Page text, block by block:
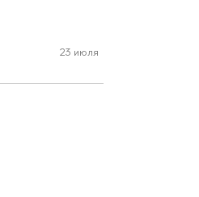
23 июля